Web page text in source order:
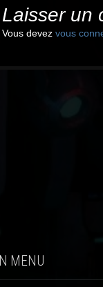
Laisser un
Vous devez vous
MENU